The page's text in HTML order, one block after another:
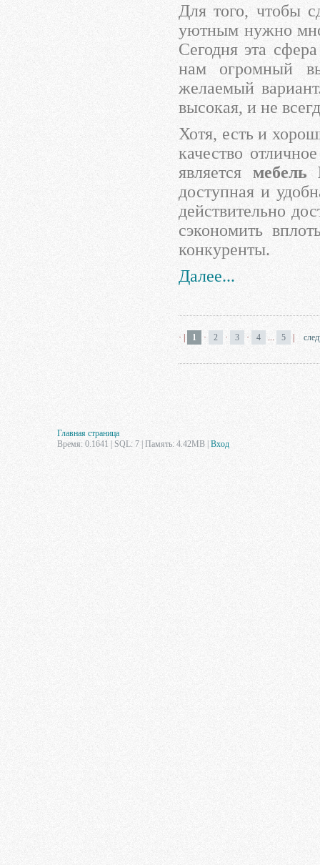
Для того, чтобы
уютным нужно
Сегодня эта
нам огромный
желаемый
высокая, и не
Хотя, есть и
качество
является мебель
доступная и
действительно
сэкономить
конкуренты.
Далее...
· 1 · 2 · 3 · 4 ... 5
Главная страница
Время: 0.1641 | SQL: 7 | Память: 4.42MB Вход